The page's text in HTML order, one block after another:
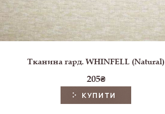
Тканина гард. WHINFELL (Natural)
205₴
КУПИТИ